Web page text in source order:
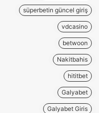
süperbetin güncel giriş
vdcasino
betwoon
Nakitbahis
hititbet
Galyabet
Galyabet Giris